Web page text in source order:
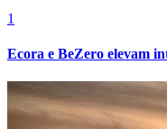
Vasco
1
Ecora e BeZero elevam